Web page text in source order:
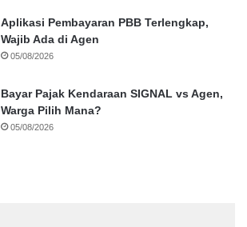
Aplikasi Pembayaran PBB Terlengkap,
Wajib Ada di Agen
05/08/2026
Bayar Pajak Kendaraan SIGNAL vs Agen,
Warga Pilih Mana?
05/08/2026